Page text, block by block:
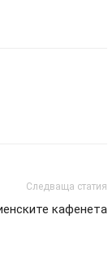
Следваща статия
кафенета